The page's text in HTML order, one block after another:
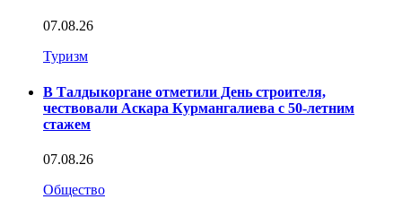
07.08.26
Туризм
В Талдыкоргане отметили День строителя,
чествовали Аскара Курмангалиева с 50-летним
стажем
07.08.26
Общество